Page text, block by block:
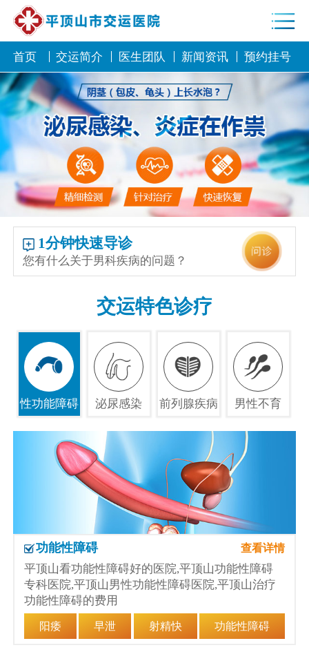
首页 交运简介 医生团队 新闻资讯 预约挂号
1分钟快速导诊
您有什么关于男科疾病的问题？
交运特色诊疗
性功能障碍 泌尿感染 前列腺疾病 男性不育
功能性障碍 查看详情
平顶山看功能性障碍好的医院,平顶山功能性障碍
专科医院,平顶山男性功能性障碍医院,平顶山治疗
功能性障碍的费用
阳痿 早泄 射精快 功能性障碍